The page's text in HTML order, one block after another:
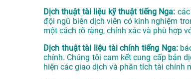
Dịch thuật tài liệu kỹ thuật tiếng Nga:
đội ngũ biên dịch viên có kinh nghiệm
một cách rõ ràng, chính xác và phù hợp
Dịch thuật tài liệu tài chính tiếng Nga:
chính. Chúng tôi cam kết cung cấp bản
hiện các giao dịch và phân tích tài chính